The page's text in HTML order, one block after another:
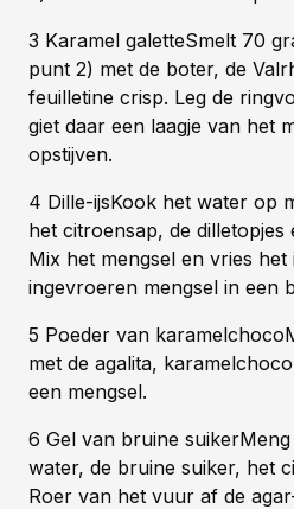
3 Karamel galetteSmelt 70
punt 2) met de boter, de
feuilletine crisp. Leg de
giet daar een laagje van het
opstijven.
4 Dille-ijsKook het water op
het citroensap, de
Mix het mengsel en vries het
ingevroeren mengsel in een
5 Poeder van
met de agalita,
een mengsel.
6 Gel van bruine
water, de bruine suiker, het
Roer van het vuur af de